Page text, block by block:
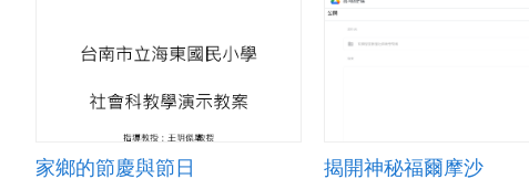
家鄉的節慶與節日 揭開神秘福爾摩沙